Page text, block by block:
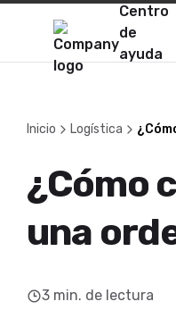
Centro
de
ayuda
Inicio Logística
¿Cómo
una
3 min. de lectura